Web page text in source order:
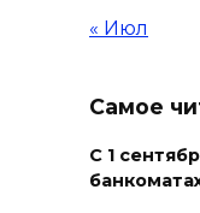
« Июл
Самое
С 1